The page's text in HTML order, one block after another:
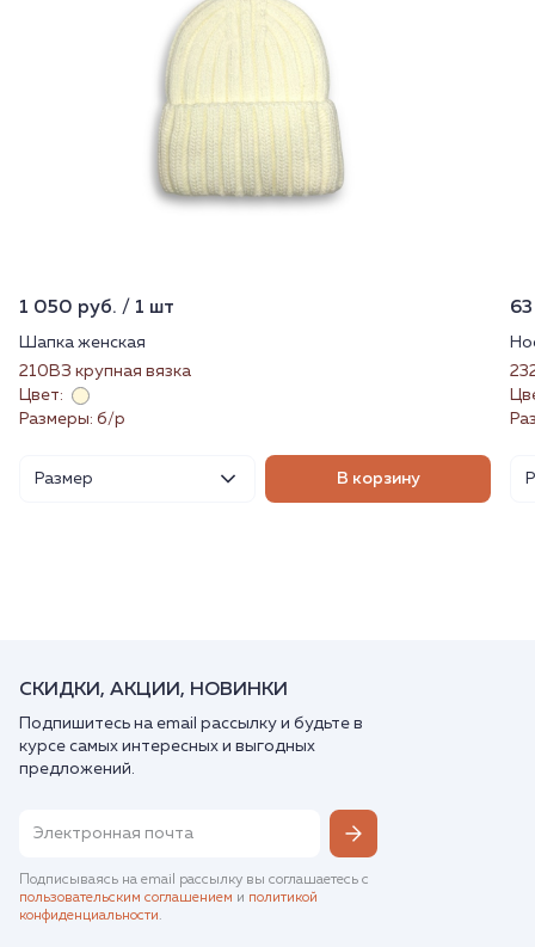
1 050 руб. / 1 шт
Шапка женская
210ВЗ крупная вязка
Цвет:
Размеры: б/р
Размер В корзину
СКИДКИ, АКЦИИ, НОВИНКИ
Подпишитесь на email рассылку и будьте в
курсе самых интересных и выгодных
предложений.
Подписываясь на email рассылку вы соглашаетесь с
пользовательским соглашением и политикой
конфиденциальности.